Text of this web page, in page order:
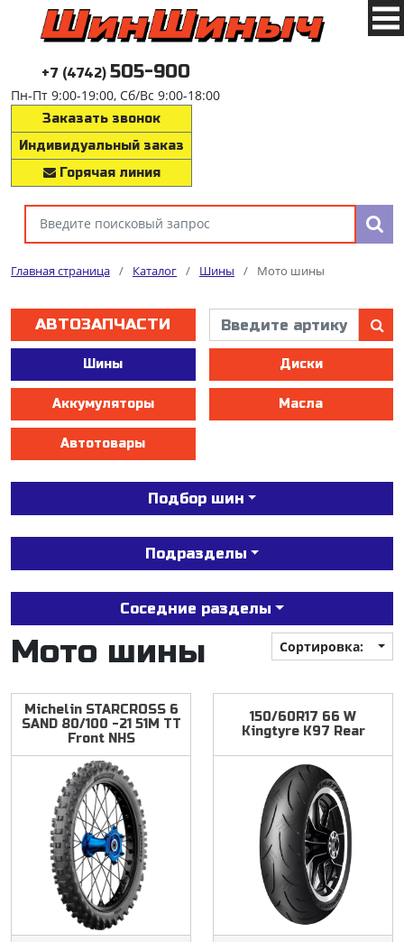
+7 (4742) 505-900
Пн-Пт 9:00-19:00, Сб/Вс 9:00-18:00
Заказать звонок
Индивидуальный заказ
Горячая линия
Главная страница / Каталог / Шины / Мото шины
АВТОЗАПЧАСТИ
Шины Диски
Аккумуляторы Масла
Автотовары
Подбор шин
Подразделы
Соседние разделы
Мото шины Сортировка:
Michelin STARCROSS 6
SAND 80/100 -21 51M TT
Front NHS
150/60R17 66 W
Kingtyre K97 Rear